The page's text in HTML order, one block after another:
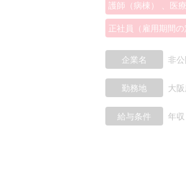
護師（病棟） 、医
正社員（雇用期間の
企業名 非
勤務地 大
給与条件 年